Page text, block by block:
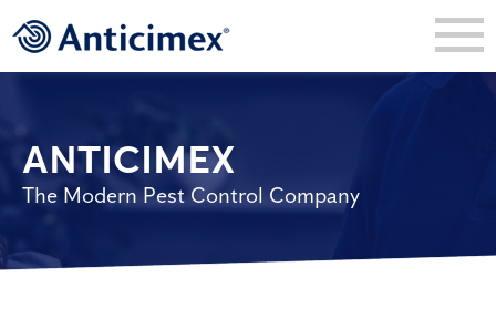
ANTICIMEX
The Modern Pest Control Company